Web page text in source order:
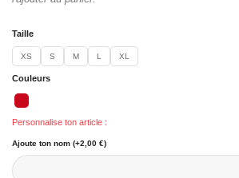
Taille
XS S M L XL
Couleurs
Personnalise ton article :
Ajoute ton nom (+2,00 €)